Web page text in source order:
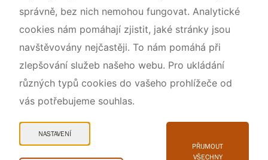
správně, bez nich nemohou fungovat. Analytické
cookies nám pomáhají zjistit, jaké stránky jsou
navštěvovány nejčastěji. To nám pomáhá při
zlepšování služeb našeho webu. Pro ukládání
různých typů cookies do vašeho prohlížeče od
vás potřebujeme souhlas.
NASTAVENÍ
PŘIJMOUT
VŠECHNY